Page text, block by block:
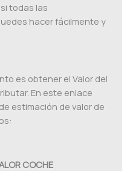
todas las
hacer fácilmente y
es obtener el Valor del
En este enlace
estimación de valor de
COCHE